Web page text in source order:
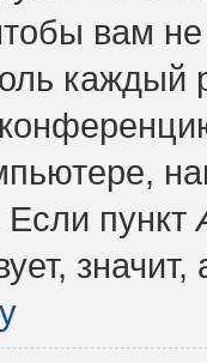
вам
Если пункт